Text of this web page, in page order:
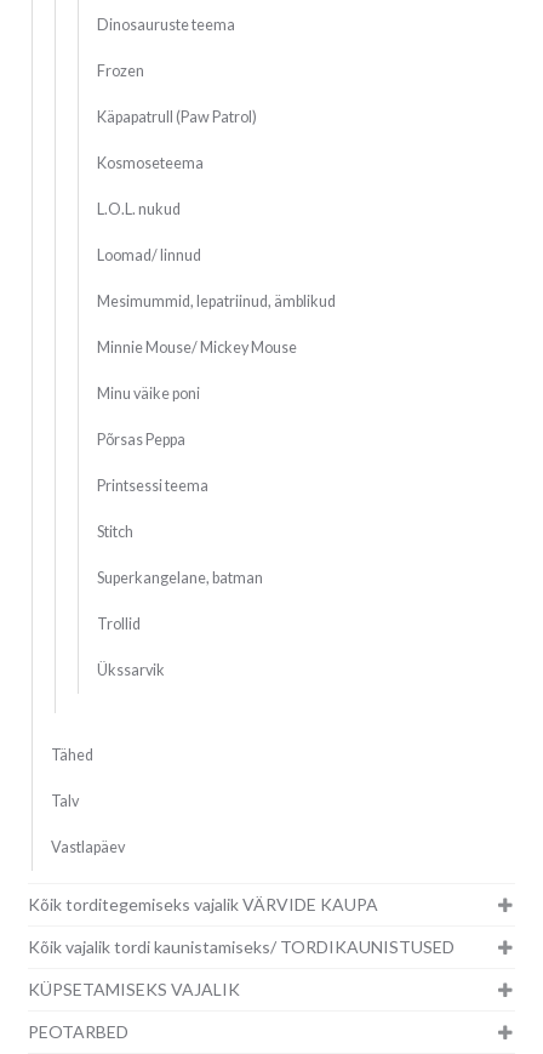
Dinosauruste teema
Frozen
Käpapatrull (Paw Patrol)
Kosmoseteema
L.O.L. nukud
Loomad/ linnud
Mesimummid, lepatriinud, ämblikud
Minnie Mouse/ Mickey Mouse
Minu väike poni
Põrsas Peppa
Printsessi teema
Stitch
Superkangelane, batman
Trollid
Ükssarvik
Tähed
Talv
Vastlapäev
Kõik torditegemiseks vajalik VÄRVIDE KAUPA
Kõik vajalik tordi kaunistamiseks/ TORDIKAUNISTUSED
KÜPSETAMISEKS VAJALIK
PEOTARBED